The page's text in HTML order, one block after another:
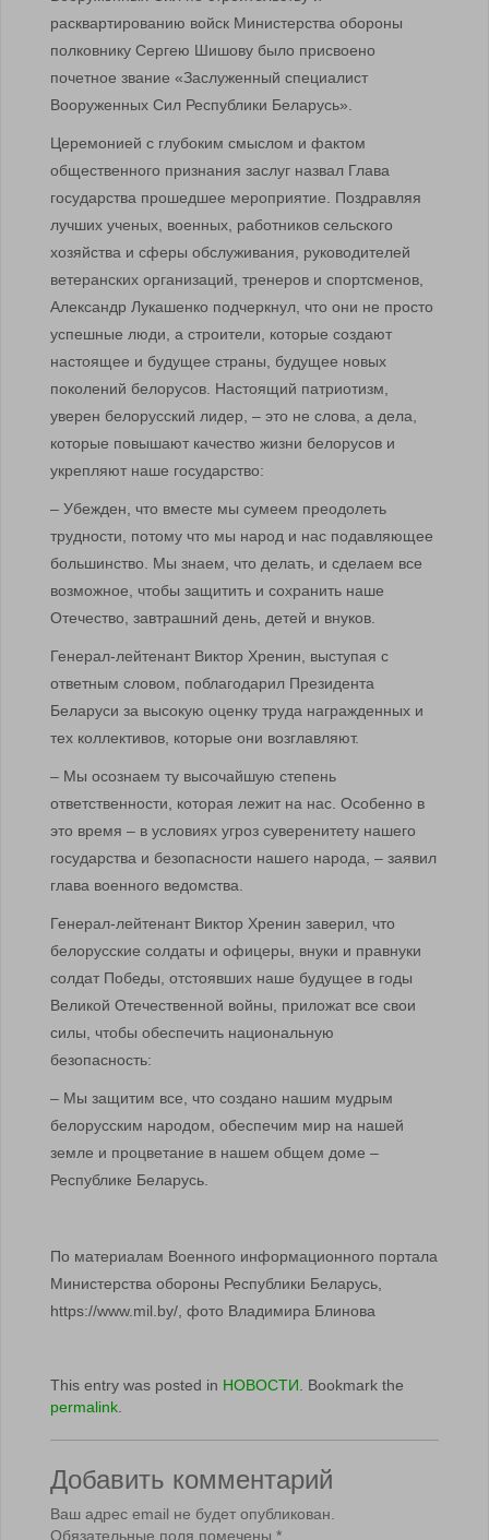
расквартированию войск Министерства обороны
полковнику Сергею Шишову было присвоено
почетное звание «Заслуженный специалист
Вооруженных Сил Республики Беларусь».
Церемонией с глубоким смыслом и фактом
общественного признания заслуг назвал Глава
государства прошедшее мероприятие. Поздравляя
лучших ученых, военных, работников сельского
хозяйства и сферы обслуживания, руководителей
ветеранских организаций, тренеров и спортсменов,
Александр Лукашенко подчеркнул, что они не просто
успешные люди, а строители, которые создают
настоящее и будущее страны, будущее новых
поколений белорусов. Настоящий патриотизм,
уверен белорусский лидер, – это не слова, а дела,
которые повышают качество жизни белорусов и
укрепляют наше государство:
– Убежден, что вместе мы сумеем преодолеть
трудности, потому что мы народ и нас подавляющее
большинство. Мы знаем, что делать, и сделаем все
возможное, чтобы защитить и сохранить наше
Отечество, завтрашний день, детей и внуков.
Генерал-лейтенант Виктор Хренин, выступая с
ответным словом, поблагодарил Президента
Беларуси за высокую оценку труда награжденных и
тех коллективов, которые они возглавляют.
– Мы осознаем ту высочайшую степень
ответственности, которая лежит на нас. Особенно в
это время – в условиях угроз суверенитету нашего
государства и безопасности нашего народа, – заявил
глава военного ведомства.
Генерал-лейтенант Виктор Хренин заверил, что
белорусские солдаты и офицеры, внуки и правнуки
солдат Победы, отстоявших наше будущее в годы
Великой Отечественной войны, приложат все свои
силы, чтобы обеспечить национальную
безопасность:
– Мы защитим все, что создано нашим мудрым
белорусским народом, обеспечим мир на нашей
земле и процветание в нашем общем доме –
Республике Беларусь.
По материалам Военного информационного портала
Министерства обороны Республики Беларусь,
https://www.mil.by/, фото Владимира Блинова
This entry was posted in НОВОСТИ . Bookmark the
permalink
Добавить комментарий
Ваш адрес email не будет опубликован.
Обязательные поля помечены *